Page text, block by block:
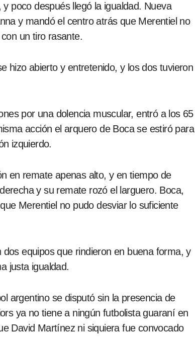
poco después llegó la igualdad. Nueva
y mandó el centro atrás que Merentiel no
un tiro rasante.
hizo abierto y entretenido, y los dos tuvieron
por una dolencia muscular, entró a los 65
acción el arquero de Boca se estiró para
izquierdo.
en remate apenas alto, y en tiempo de
y su remate rozó el larguero. Boca,
Merentiel no pudo desviar lo suficiente
equipos que rindieron en buena forma, y
justa igualdad.
argentino se disputó sin la presencia de
ya no tiene a ningún futbolista guaraní en
David Martínez ni siquiera fue convocado